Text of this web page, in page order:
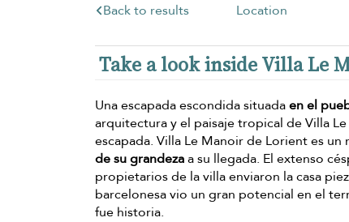
Back to results Location
Take a look inside Villa Le
Una escapada escondida situadaen el
arquitectura y el paisaje tropical de Villa
escapada. Villa Le Manoir de Lorient es
de su grandezaa su llegada. El extenso
propietarios de la villa enviaron la casa
barcelonesa vio un gran potencial en el
fue historia.